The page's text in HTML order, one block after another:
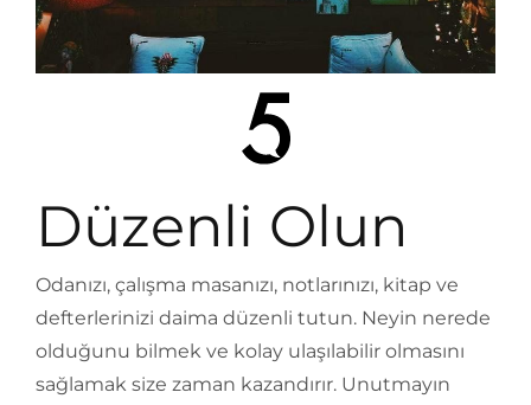
Düzenli Olun
Odanızı, çalışma masanızı, notlarınızı, kitap ve
defterlerinizi daima düzenli tutun. Neyin nerede
olduğunu bilmek ve kolay ulaşılabilir olmasını
sağlamak size zaman kazandırır. Unutmayın